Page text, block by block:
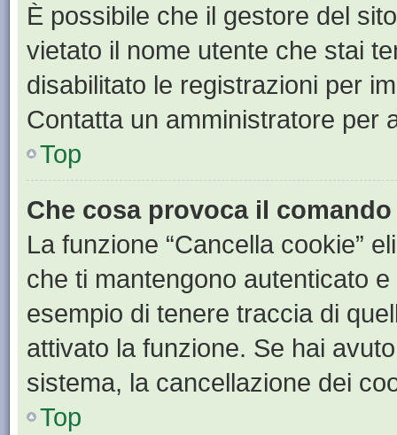
È possibile che il gestore del
vietato il nome utente che stai
disabilitato le registrazioni per
Contatta un amministratore per
Top
Che cosa provoca il
La funzione “Cancella cookie”
che ti mantengono autenticato
esempio di tenere traccia di
attivato la funzione. Se hai
sistema, la cancellazione dei
Top